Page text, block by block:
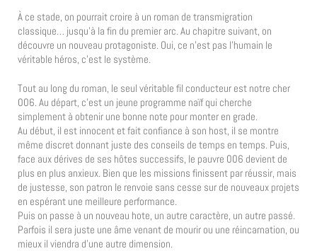
À ce stade, on pourrait croire à un roman de transmigration
classique… jusqu’à la fin du premier arc. Au chapitre suivant, on
découvre un nouveau protagoniste. Oui, ce n’est pas l’humain le
véritable héros, c’est le système.
Tout au long du roman, le seul véritable fil conducteur est notre cher
006. Au départ, c’est un jeune programme naïf qui cherche
simplement à obtenir une bonne note pour monter en grade.
Au début, il est innocent et fait confiance à son host, il se montre
même discret donnant juste des conseils de temps en temps. Puis,
face aux dérives de ses hôtes successifs, le pauvre 006 devient de
plus en plus anxieux. Bien que les missions finissent par réussir, mais
de justesse, son patron le renvoie sans cesse sur de nouveaux projets
en espérant une meilleure performance.
Puis on passe à un nouveau hote, un autre caractère, un autre passé.
Parfois il sera juste une âme venant de mourir ou une réincarnation, ou
mieux il viendra d’une autre dimension.